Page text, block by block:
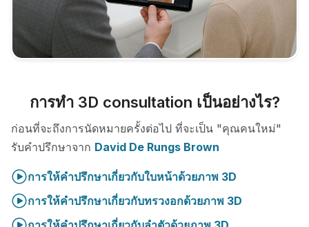
การทำ 3D consultation เป็นอย่างไร?
ก่อนที่จะถึงการนัดหมายครั้งต่อไป ที่จะเป็น "คุณคนใหม่"
รับคำปรึกษาจาก David De Rungs Brown
การให้คำปรึกษาเกี่ยวกับใบหน้าด้วยภาพ 3D
การให้คำปรึกษาเกี่ยวกับทรวงอกด้วยภาพ 3D